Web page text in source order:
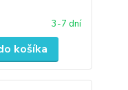
3-7 dní
košíka